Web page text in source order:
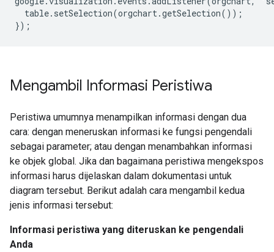
  table.setSelection(orgchart.getSelection());
Mengambil Informasi Peristiwa
Peristiwa umumnya menampilkan informasi dengan dua
cara: dengan meneruskan informasi ke fungsi pengendali
sebagai parameter; atau dengan menambahkan informasi
ke objek global. Jika dan bagaimana peristiwa mengekspos
informasi harus dijelaskan dalam dokumentasi untuk
diagram tersebut. Berikut adalah cara mengambil kedua
jenis informasi tersebut:
Informasi peristiwa yang diteruskan ke pengendali
Anda